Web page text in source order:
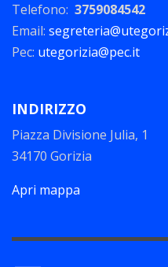
Telefono: 3759084542
Email:
Pec: utegorizia@pec.it
INDIRIZZO
Piazza Divisione Julia, 1
34170 Gorizia
Apri mappa